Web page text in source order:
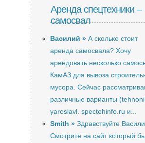
Аренда спецтехники –
самосвал
Василий » А сколько стоит
аренда самосвала? Хочу
арендовать несколько
КамАЗ для вывоза
мусора. Сейчас
различные варианты
yaroslavl. spectehinfo.ru и...
Smith » Здравствуйте
Смотрите на сайт который